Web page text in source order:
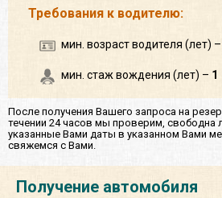
Требования к водителю:
мин. возраст водителя (лет) –
мин. стаж вождения (лет) – 1
После получения Вашего запроса на
течении 24 часов мы проверим, свободна
указанные Вами даты в указанном Вами
свяжемся с Вами.
Получение автомобиля